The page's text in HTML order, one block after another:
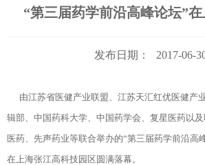
“第三届药学前沿高峰论坛”
发布日期： 2017-06-
由江苏省医健产业联盟、江苏天汇红优医健产
辑部、中国药科大学、中国药学会、复星医药以
医药、先声药业等联合举办的“第三届药学前沿高
在上海张江高科技园区圆满落幕。